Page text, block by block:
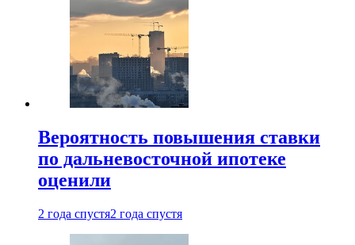
Вероятность повышения ставки
по дальневосточной ипотеке
оценили
2 года спустя2 года спустя